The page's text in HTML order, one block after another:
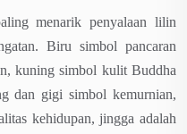
menarik penyalaan lilin
Biru simbol pancaran
kuning simbol kulit Buddha
dan gigi simbol kemurnian,
kehidupan, jingga adalah